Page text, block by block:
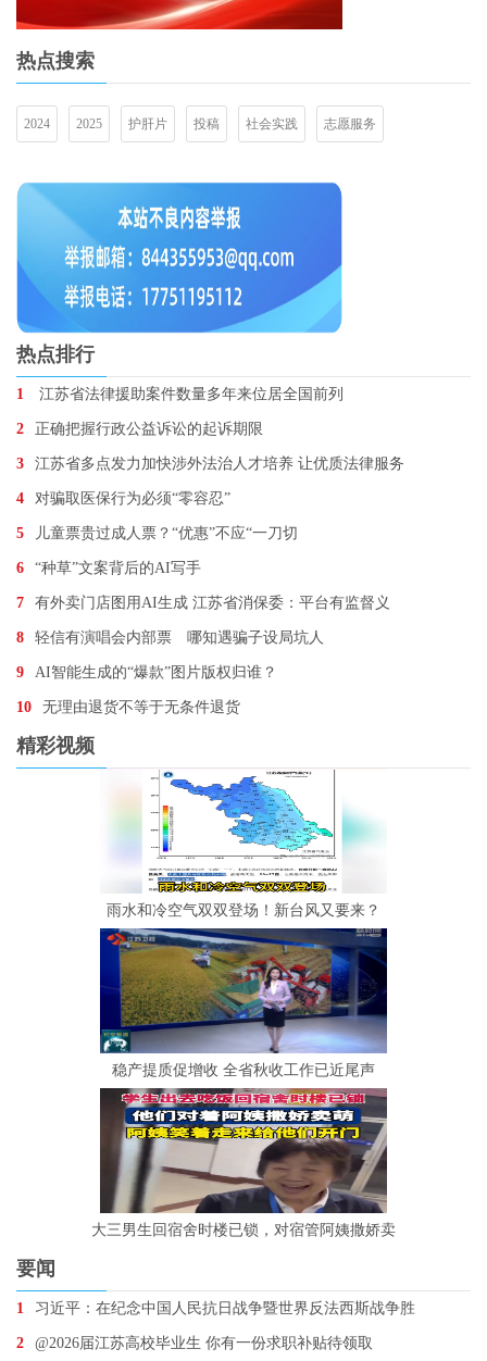
热点搜索
2024 2025 护肝片 投稿 社会实践 志愿服务
热点排行
1 江苏省法律援助案件数量多年来位居全国前列
2 正确把握行政公益诉讼的起诉期限
3 江苏省多点发力加快涉外法治人才培养 让优质法律服务
4 对骗取医保行为必须“零容忍”
5 儿童票贵过成人票？“优惠”不应“一刀切
6 “种草”文案背后的AI写手
7 有外卖门店图用AI生成 江苏省消保委：平台有监督义
8 轻信有演唱会内部票 哪知遇骗子设局坑人
9 AI智能生成的“爆款”图片版权归谁？
10 无理由退货不等于无条件退货
精彩视频
雨水和冷空气双双登场！新台风又要来？
稳产提质促增收 全省秋收工作已近尾声
大三男生回宿舍时楼已锁，对宿管阿姨撒娇卖
要闻
1 习近平：在纪念中国人民抗日战争暨世界反法西斯战争胜
2 @2026届江苏高校毕业生 你有一份求职补贴待领取